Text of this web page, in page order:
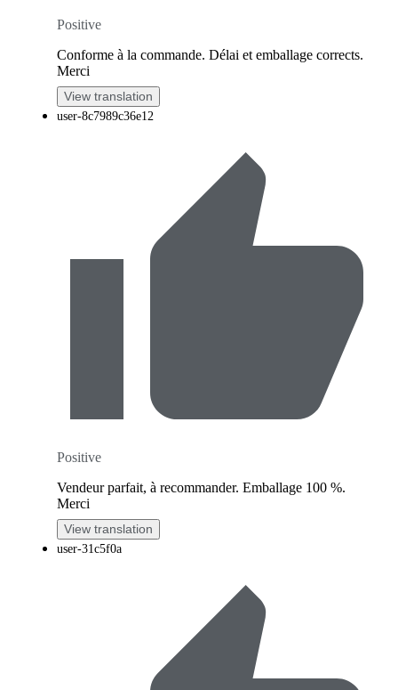
Positive
Conforme à la commande. Délai et emballage corrects.
Merci
View translation
user-8c7989c36e12
Positive
Vendeur parfait, à recommander. Emballage 100 %.
Merci
View translation
user-31c5f0a